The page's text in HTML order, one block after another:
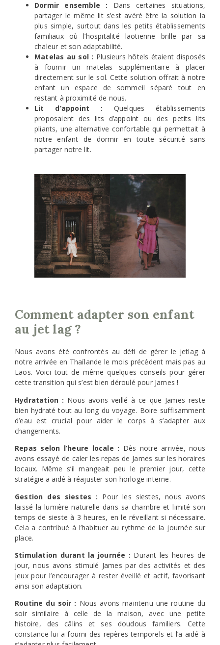
Dormir ensemble : Dans certaines situations,
partager le même lit s’est avéré être la solution la
plus simple, surtout dans les petits établissements
familiaux où l’hospitalité laotienne brille par sa
chaleur et son adaptabilité.
Matelas au sol : Plusieurs hôtels étaient disposés
à fournir un matelas supplémentaire à placer
directement sur le sol. Cette solution offrait à notre
enfant un espace de sommeil séparé tout en
restant à proximité de nous.
Lit d’appoint : Quelques établissements
proposaient des lits d’appoint ou des petits lits
pliants, une alternative confortable qui permettait à
notre enfant de dormir en toute sécurité sans
partager notre lit.
Comment adapter son enfant
au jet lag ?
Nous avons été confrontés au défi de gérer le jetlag à
notre arrivée en Thaïlande le mois précédent mais pas au
Laos. Voici tout de même quelques conseils pour gérer
cette transition qui s’est bien déroulé pour James !
Hydratation : Nous avons veillé à ce que James reste
bien hydraté tout au long du voyage. Boire suffisamment
d’eau est crucial pour aider le corps à s’adapter aux
changements.
Repas selon l’heure locale : Dès notre arrivée, nous
avons essayé de caler les repas de James sur les horaires
locaux. Même s’il mangeait peu le premier jour, cette
stratégie a aidé à réajuster son horloge interne.
Gestion des siestes : Pour les siestes, nous avons
laissé la lumière naturelle dans sa chambre et limité son
temps de sieste à 3 heures, en le réveillant si nécessaire.
Cela a contribué à l’habituer au rythme de la journée sur
place.
Stimulation durant la journée : Durant les heures de
jour, nous avons stimulé James par des activités et des
jeux pour l’encourager à rester éveillé et actif, favorisant
ainsi son adaptation.
Routine du soir : Nous avons maintenu une routine du
soir similaire à celle de la maison, avec une petite
histoire, des câlins et ses doudous familiers. Cette
constance lui a fourni des repères temporels et l’a aidé à